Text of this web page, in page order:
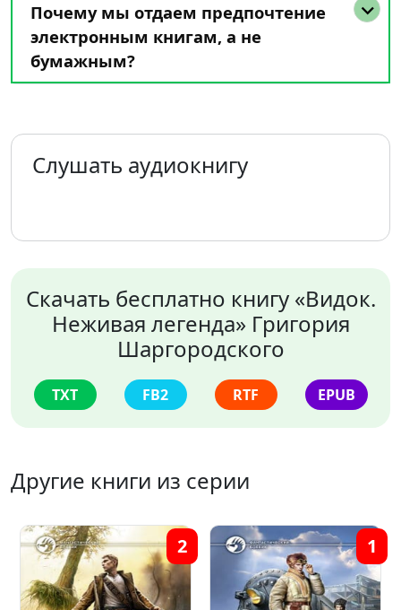
Почему мы отдаем предпочтение
электронным книгам, а не
бумажным?
Слушать аудиокнигу
Скачать бесплатно книгу «Видок.
Неживая легенда» Григория
Шаргородского
TXT FB2 RTF EPUB
Другие книги из серии
1 4